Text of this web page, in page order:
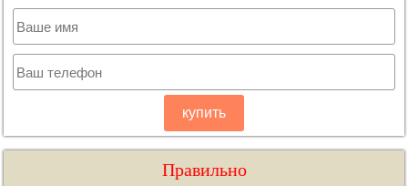
купить
Правильно